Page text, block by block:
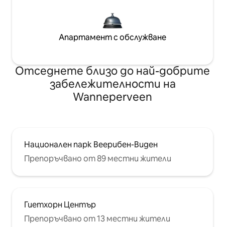
Апартамент с обслужване
Отседнете близо до най-добрите
забележителности на
Wanneperveen
Национален парк Веерибен-Виден
Препоръчвано от 89 местни жители
Гиетхорн Център
Препоръчвано от 13 местни жители